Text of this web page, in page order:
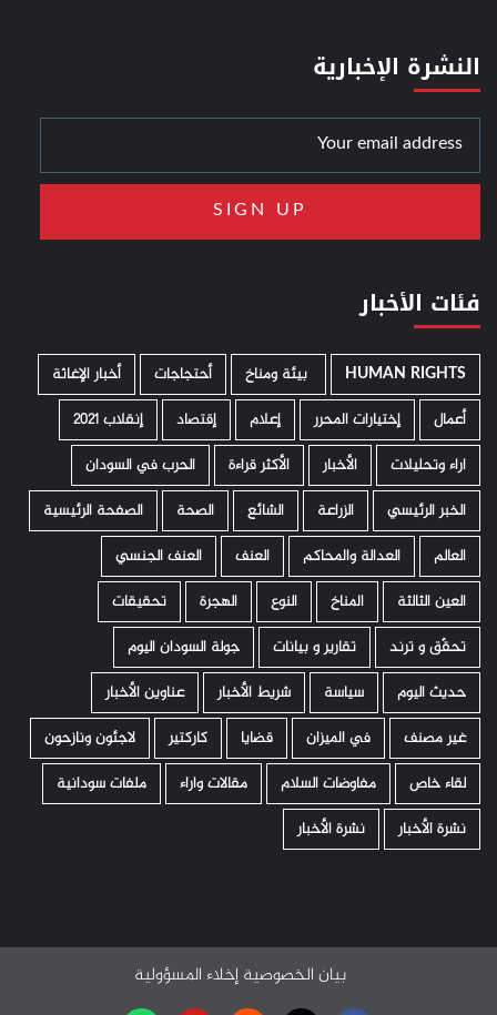
النشرة الإخبارية
فئات الأخبار
HUMAN RIGHTS ­ بيئة ومناخ أحتجاجات
أخبار الإغاثة
أعمال
إختيارات المحرر إعلام إقتصاد
إنقلاب 2021
اراء وتحليلات
الأخبار الأكثر قراءة
الحرب في السودان
الخبر الرئيسي
الزراعة الشائع الصحة
الصفحة الرئيسية
العالم
العدالة والمحاكم العنف
العنف الجنسي
العين الثالثة
المناخ النوع الهجرة
تحقيقات
تحقّق و ترند
تقارير و بيانات
جولة السودان اليوم
حديث اليوم
سياسة شريط الأخبار
عناوين الأخبار
غير مصنف
في الميزان قضايا كاركتير
لاجئون ونازحون
لقاء خاص
مفاوضات السلام مقالات واراء
ملفات سودانية
نشرة الأخبار
نشرة الأخبار
بيان الخصوصية إخلاء المسؤولية